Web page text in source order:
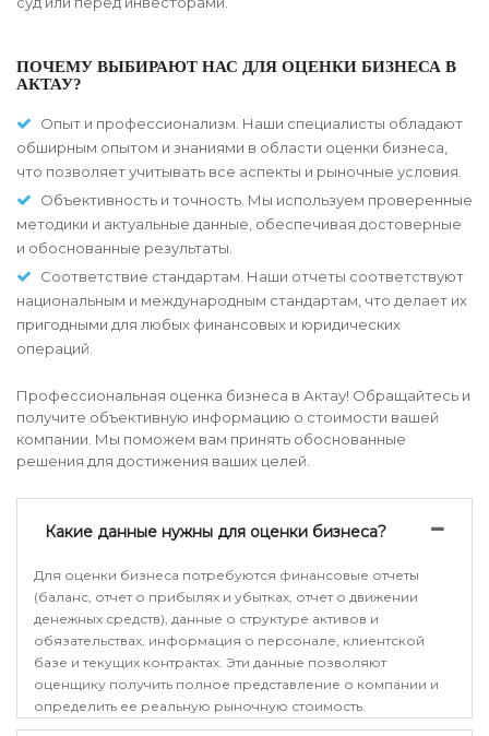
ПОЧЕМУ ВЫБИРАЮТ НАС ДЛЯ ОЦЕНКИ БИЗНЕСА В
АКТАУ?
Опыт и профессионализм. Наши специалисты обладают
обширным опытом и знаниями в области оценки бизнеса,
что позволяет учитывать все аспекты и рыночные условия.
Объективность и точность. Мы используем проверенные
методики и актуальные данные, обеспечивая достоверные
и обоснованные результаты.
Соответствие стандартам. Наши отчеты соответствуют
национальным и международным стандартам, что делает их
пригодными для любых финансовых и юридических
операций.
Профессиональная оценка бизнеса в Актау! Обращайтесь и
получите объективную информацию о стоимости вашей
компании. Мы поможем вам принять обоснованные
решения для достижения ваших целей.
Какие данные нужны для оценки бизнеса?
Для оценки бизнеса потребуются финансовые отчеты
(баланс, отчет о прибылях и убытках, отчет о движении
денежных средств), данные о структуре активов и
обязательствах, информация о персонале, клиентской
базе и текущих контрактах. Эти данные позволяют
оценщику получить полное представление о компании и
определить ее реальную рыночную стоимость.